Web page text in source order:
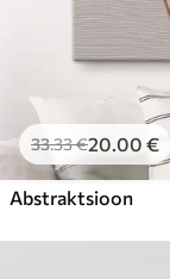
33.33€20.00 €
Abstraktsioon